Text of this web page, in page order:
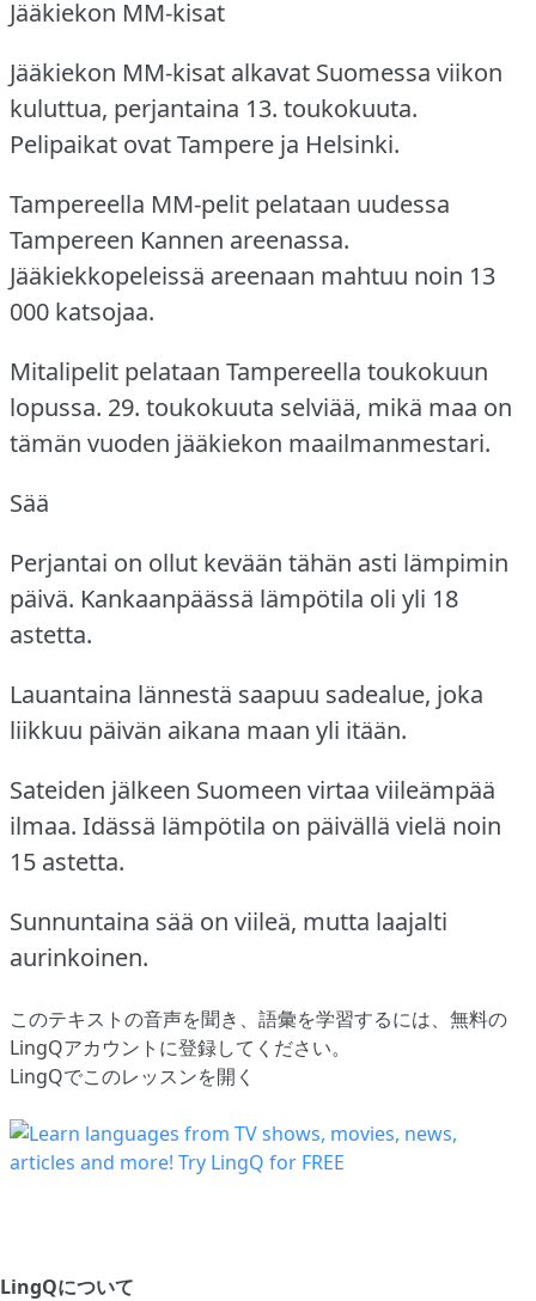
Jääkiekon MM-kisat
Jääkiekon MM-kisat alkavat Suomessa viikon
kuluttua, perjantaina 13. toukokuuta.
Pelipaikat ovat Tampere ja Helsinki.
Tampereella MM-pelit pelataan uudessa
Tampereen Kannen areenassa.
Jääkiekkopeleissä areenaan mahtuu noin 13
000 katsojaa.
Mitalipelit pelataan Tampereella toukokuun
lopussa. 29. toukokuuta selviää, mikä maa on
tämän vuoden jääkiekon maailmanmestari.
Sää
Perjantai on ollut kevään tähän asti lämpimin
päivä. Kankaanpäässä lämpötila oli yli 18
astetta.
Lauantaina lännestä saapuu sadealue, joka
liikkuu päivän aikana maan yli itään.
Sateiden jälkeen Suomeen virtaa viileämpää
ilmaa. Idässä lämpötila on päivällä vielä noin
15 astetta.
Sunnuntaina sää on viileä, mutta laajalti
aurinkoinen.
このテキストの音声を聞き、語彙を学習するには、 無料の
LingQアカウントに登録してください。
LingQでこのレッスンを開く
LingQについて